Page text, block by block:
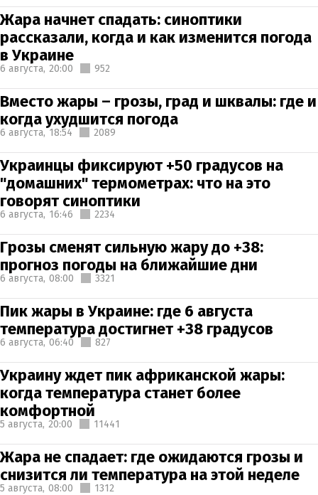
Жара начнет спадать: синоптики
рассказали, когда и как изменится погода
в Украине
6 августа, 20:00 952
Вместо жары – грозы, град и шквалы: где и
когда ухудшится погода
6 августа, 18:54 2089
Украинцы фиксируют +50 градусов на
"домашних" термометрах: что на это
говорят синоптики
6 августа, 16:46 2234
Грозы сменят сильную жару до +38:
прогноз погоды на ближайшие дни
6 августа, 08:00 3321
Пик жары в Украине: где 6 августа
температура достигнет +38 градусов
6 августа, 06:40 827
Украину ждет пик африканской жары:
когда температура станет более
комфортной
5 августа, 20:00 11441
Жара не спадает: где ожидаются грозы и
снизится ли температура на этой неделе
5 августа, 08:00 1312